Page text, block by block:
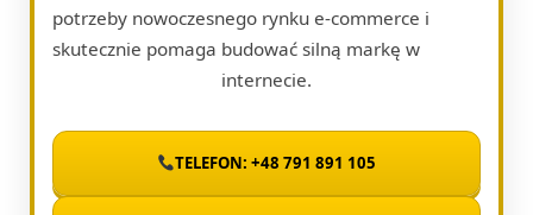
potrzeby nowoczesnego rynku e-commerce i
skutecznie pomaga budować silną markę w
internecie.
TELEFON: +48 791 891 105